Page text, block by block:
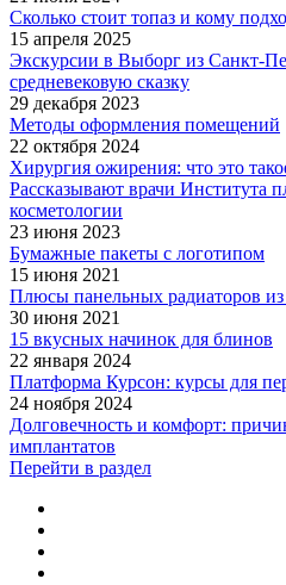
Сколько стоит топаз и кому
15 апреля 2025
Экскурсии в Выборг из Санкт-
средневековую сказку
29 декабря 2023
Методы оформления помещений
22 октября 2024
Хирургия ожирения: что это
Рассказывают врачи Института
косметологии
23 июня 2023
Бумажные пакеты с логотипом
15 июня 2021
Плюсы панельных радиаторов из
30 июня 2021
15 вкусных начинок для блинов
22 января 2024
Платформа Курсон: курсы для
24 ноября 2024
Долговечность и комфорт:
имплантатов
Перейти в раздел